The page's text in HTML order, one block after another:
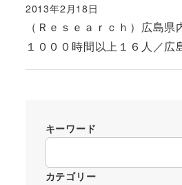
（Ｒｅｓｅａｒｃｈ）広島
１０００時間以上１６人／広
投稿日
2013年2月18日
キーワード
カテゴリー